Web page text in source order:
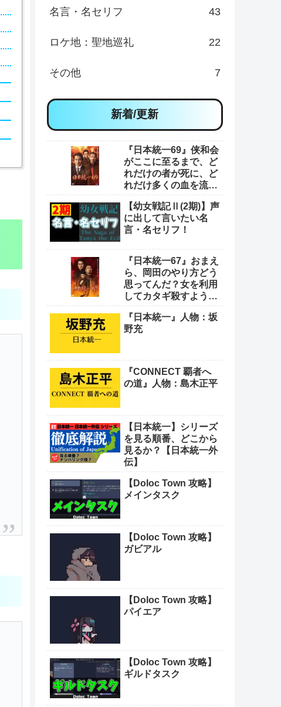
名言・名セリフ 43
ロケ地：聖地巡礼 22
その他 7
新着/更新
『日本統一69』侠和会
がここに至るまで、ど
れだけの者が死に、ど
れだけ多くの血を流し
や！
【幼女戦記Ⅱ(2期)】声
に出して言いたい名
言・名セリフ！
『日本統一67』おまえ
ら、岡田のやり方どう
思ってんだ？女を利用
してカタギ殺すような
『日本統一』人物：坂
野充
『CONNECT 覇者へ
の道』人物：島木正平
【日本統一】シリーズ
を見る順番、どこから
見るか？【日本統一外
伝】
【Doloc Town 攻略】
メインタスク
【Doloc Town 攻略】
ガビアル
【Doloc Town 攻略】
パイエア
【Doloc Town 攻略】
ギルドタスク